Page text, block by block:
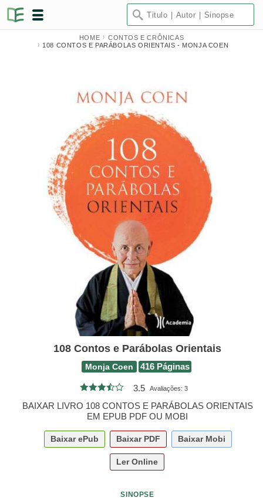
HOME
CONTOS E CRÔNICAS
108 CONTOS E PARÁBOLAS ORIENTAIS - MONJA COEN
108 Contos e Parábolas Orientais
Monja Coen 416 Páginas
3.5 Avaliações: 3
BAIXAR LIVRO 108 CONTOS E PARÁBOLAS ORIENTAIS
EM EPUB PDF OU MOBI
Baixar ePub Baixar PDF Baixar Mobi
Ler Online
SINOPSE